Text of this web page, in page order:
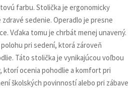
farbu. Stolička je ergonomicky
sedenie. Operadlo je presne
Vďaka tomu je chrbát menej unavený.
pri sedení, ktorá zároveň
Táto stolička je vynikajúcou voľbou
ocenia pohodlie a komfort pri
školských povinností alebo pri zábave